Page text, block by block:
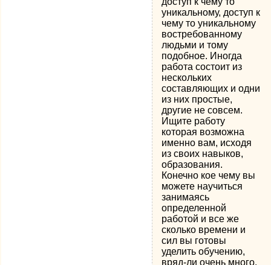
уникальному, доступ к
чему то уникальному
востребованному
людьми и тому
подобное. Иногда
работа состоит из
нескольких
составляющих и одни
из них простые,
другие не совсем.
Ищите работу
которая возможна
именно вам, исходя
из своих навыков,
образования.
Конечно кое чему вы
можете научиться
занимаясь
определенной
работой и все же
сколько времени и
сил вы готовы
уделить обучению,
вряд-ли очень много.